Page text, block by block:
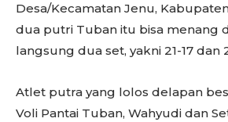
Desa/Kecamatan Jenu,
dua putri Tuban itu bisa menang
langsung dua set, yakni 21-17 dan
Atlet putra yang lolos delapan
Voli Pantai Tuban, Wahyudi dan